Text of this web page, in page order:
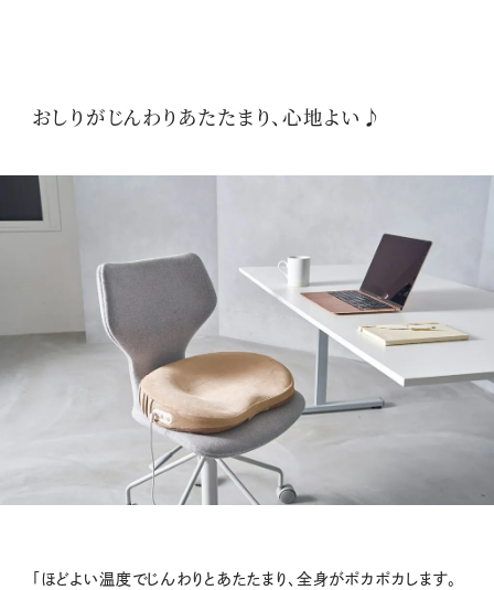
おしりがじんわりあたたまり、心地よい♪
「ほどよい温度でじんわりとあたたまり、全身がポカポカします。